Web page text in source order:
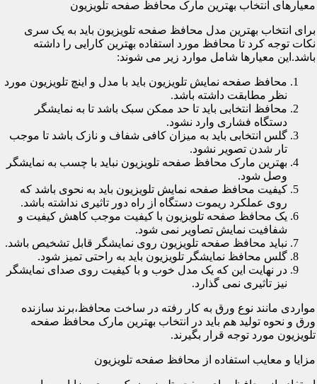
معیارهای انتخاب بهترین مارک محافظ صفحه تلویزیون
برای انتخاب بهترین مدل محافظ صفحه تلویزیون باید به یک سری
نکات توجه کرد تا محافظ مورد استفاده بهترین کارایی را داشته
باشد.این معیارها شامل موارد زیر می شوند:
محافظ صفحه نمایش تلویزیون باید با مدل و اینچ تلویزیون مورد
نظر مطابقت داشته باشد.
محافظ انتخابی باید تا حد ممکن سبک باشد تا به نمایشگر
دستگاه فشاری وارد نشود.
گلس انتخابی باید به میزان کافی شفاف و نازک باشد تا موجب
تار شدن تصویر نشود.
بهترین مارک محافظ صفحه تلویزیون نباید با چسب به نمایشگر
وصل شود.
کیفیت محافظ صفحه نمایش تلویزیون باید به نحوی باشد که
روی عملکرد ریموت دستگاه از راه دور تاثیری نداشته باشد.
یک محافظ صفحه تلویزیون با کیفیت موجب کاهش کیفیت و
شفافیت نمایش تصاویر نمی شود.
نباید محافظ صفحه تلویزیون روی نمایشگر قابل تشخیص باشد.
گلس محافظ نمایشگر تلویزیون باید به راحتی تمیز شود.
در نهایت این که یک مدل خوب و با کیفیت روی صدای نمایشگر
نیز تاثیری نمی گذارد.
مواردی مانند نوع ورق به کار رفته در ساخت محافظ،برند سازنده
ورق و نحوه تولید هم باید در انتخاب بهترین مارک محافظ صفحه
تلویزیون مورد توجه قرار بگیرند.
مزایا و معایب استفاده از محافظ صفحه تلویزیون